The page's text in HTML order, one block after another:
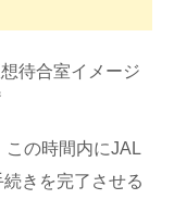
この時間内にJAL
きを完了させる